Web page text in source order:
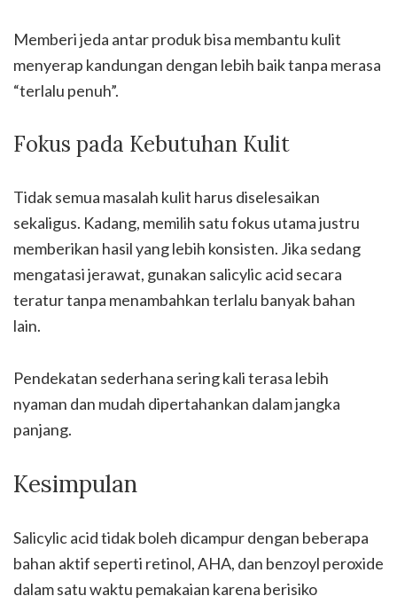
Memberi jeda antar produk bisa membantu kulit
menyerap kandungan dengan lebih baik tanpa merasa
“terlalu penuh”.
Fokus pada Kebutuhan Kulit
Tidak semua masalah kulit harus diselesaikan
sekaligus. Kadang, memilih satu fokus utama justru
memberikan hasil yang lebih konsisten. Jika sedang
mengatasi jerawat, gunakan salicylic acid secara
teratur tanpa menambahkan terlalu banyak bahan
lain.
Pendekatan sederhana sering kali terasa lebih
nyaman dan mudah dipertahankan dalam jangka
panjang.
Kesimpulan
Salicylic acid tidak boleh dicampur dengan beberapa
bahan aktif seperti retinol, AHA, dan benzoyl peroxide
dalam satu waktu pemakaian karena berisiko